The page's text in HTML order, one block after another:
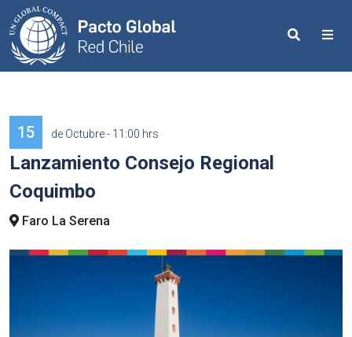
Search
15 de Octubre - 11:00 hrs
Lanzamiento Consejo Regional
Coquimbo
Faro La Serena